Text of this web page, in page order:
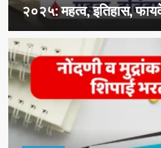
२०२५: महत्व, इतिहास,